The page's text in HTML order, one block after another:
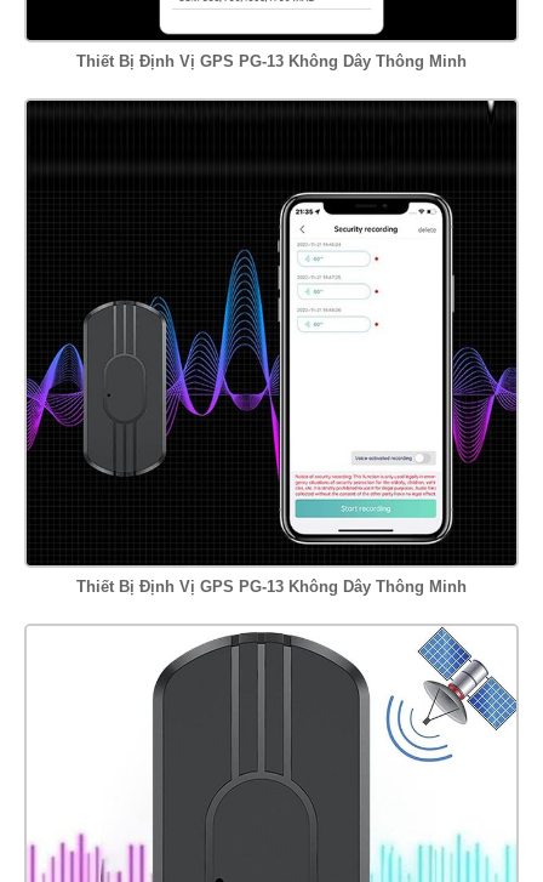
Thiết Bị Định Vị GPS PG-13 Không Dây Thông Minh
Thiết Bị Định Vị GPS PG-13 Không Dây Thông Minh